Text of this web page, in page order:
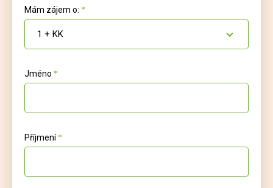
Mám zájem o:
1 + KK
Jméno
Příjmení